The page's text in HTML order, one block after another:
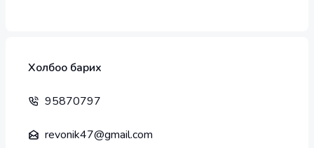
Холбоо барих
95870797
revonik47@gmail.com